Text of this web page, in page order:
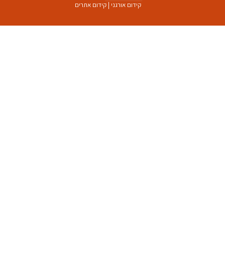
קידום אורגני | קידום אתרים